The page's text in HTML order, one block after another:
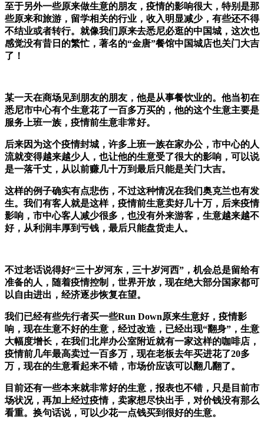
至于另外一些原来做生意的朋友，疫情的影响很大，特别是那
些原来和旅游，留学相关的行业，收入明显减少，有些还不得
不结业或者转行。就像我们原来去悉尼必逛的中国城，这次也
感觉没有昔日的繁忙，著名的“金唐”餐馆中国城店也关门大吉
了！
某一天在商场见到朋友的朋友，他是从事餐饮业的。他当初在
悉尼市中心有个生意花了一百多万买的，他的这个生意主要是
服务上班一族，疫情前生意非常好。
后来因为这个疫情封城，许多上班一族在家办公，市中心的人
流就变得越来越少人，也让他的生意受了很大的影响，可以说
是一落千丈，从以前赚几十万到最后只能是关门大吉。
这样的例子确实有点悲伤，不过这种情况在我们奥克兰也有发
生。我们有客人就是这样，疫情前生意卖好几十万，后来疫情
影响，市中心客人减少很多，也没有外来游客，生意越来越不
好，从利润丰厚到亏钱，最后只能盘货走人。
不过老话说得好“三十岁河东，三十岁河西”，机会总是留给有
准备的人，随着疫情控制，世界开放，现在绝大部分国家都可
以自由进出，经济逐步恢复在望。
我们已经有些先行者买一些Run Down原来生意好，疫情影
响，现在生意不好的生意，经过改造，已经出现“翻身”，生意
大幅度增长，在我们北岸办公室附近就有一家这样的咖啡店，
疫情前几年最高卖过一百多万，现在老板去年买进花了20多
万，现在的生意看起来不错，市场价应该可以翻几翻了。
目前还有一些本来就非常好的生意，报表也不错，只是目前市
场状况，再加上经过疫情，卖家想尽快出手，对价钱没有那么
看重。换句话说，可以少花一点钱买到很好的生意。